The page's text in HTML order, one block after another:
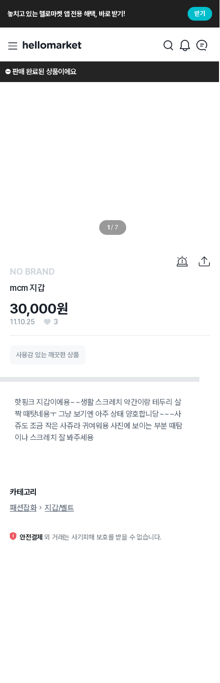
놓치고 있는 헬로마켓 앱 전용 해택, 바로 받기! 받기
1 / 7
⛔️ 판매 완료된 상품이에요
NO BRAND
mcm 지갑
30,000원
11.10.25 3
사용감 있는 깨끗한 상품
핫핑크 지갑이에용~~생활 스크레치 약간이랑 테두리 살
짝 때탓네용ㅜ 그냥 보기엔 아주 상태 양호합니당~~~사
쥬도 조금 작은 사쥬라 귀여워용 사진에 보이는 부분 때탐
이나 스크레치 잘 봐주세용
카테고리
패션잡화
지갑/벨트
안전결제 외 거래는 사기피해 보호를 받을 수 없습니다.